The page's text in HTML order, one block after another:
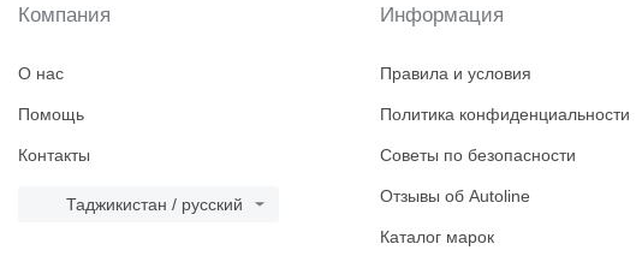
Компания
О нас
Помощь
Контакты
Таджикистан / русский
Информация
Правила и условия
Политика конфиденциальности
Советы по безопасности
Отзывы об Autoline
Каталог марок